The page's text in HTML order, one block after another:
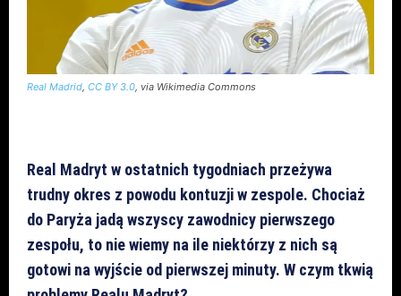
Real Madrid, CC BY 3.0, via Wikimedia Commons
Real Madryt w ostatnich tygodniach przeżywa
trudny okres z powodu kontuzji w zespole. Chociaż
do Paryża jadą wszyscy zawodnicy pierwszego
zespołu, to nie wiemy na ile niektórzy z nich są
gotowi na wyjście od pierwszej minuty. W czym tkwią